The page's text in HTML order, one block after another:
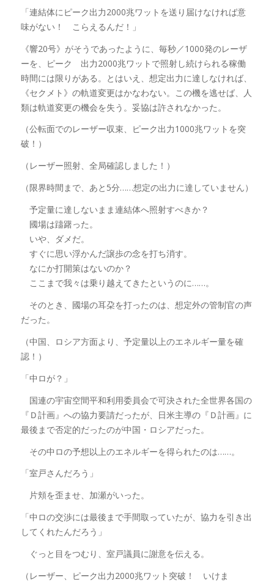
「連結体にピーク出力2000兆ワットを送り届けなければ意
味がない！ こらえるんだ！」
《響20号》がそうであったように、毎秒／1000発のレーザ
ーを、ピーク 出力2000兆ワットで照射し続けられる稼働
時間には限りがある。とはいえ、想定出力に達しなければ、
《セクメト》の軌道変更はかなわない。この機を逃せば、人
類は軌道変更の機会を失う。妥協は許されなかった。
（公転面でのレーザー収束、ピーク出力1000兆ワットを突
破！）
（レーザー照射、全局確認しました！）
（限界時間まで、あと5分……想定の出力に達していません）
予定量に達しないまま連結体へ照射すべきか？
國場は躊躇った。
いや、ダメだ。
すぐに思い浮かんだ譲歩の念を打ち消す。
なにか打開策はないのか？
ここまで我々は乗り越えてきたというのに……。
そのとき、國場の耳朶を打ったのは、想定外の管制官の声
だった。
（中国、ロシア方面より、予定量以上のエネルギー量を確
認！）
「中ロが？」
国連の宇宙空間平和利用委員会で可決された全世界各国の
『Ｄ計画』への協力要請だったが、日米主導の『Ｄ計画』に
最後まで否定的だったのが中国・ロシアだった。
その中ロの予想以上のエネルギーを得られたのは……。
「室戸さんだろう」
片頬を歪ませ、加瀬がいった。
「中ロの交渉には最後まで手間取っていたが、協力を引き出
してくれたんだろう」
ぐっと目をつむり、室戸議員に謝意を伝える。
（レーザー、ピーク出力2000兆ワット突破！ いけま